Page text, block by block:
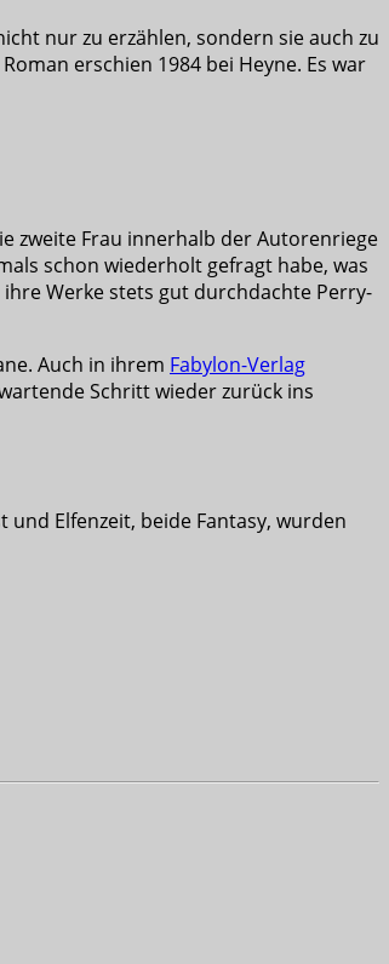
nur zu erzählen, sondern sie auch zu
erschien 1984 bei Heyne. Es war
zweite Frau innerhalb der Autorenriege
schon wiederholt gefragt habe, was
Werke stets gut durchdachte Perry-
Auch in ihrem Fabylon-Verlag
Schritt wieder zurück ins
Elfenzeit, beide Fantasy, wurden